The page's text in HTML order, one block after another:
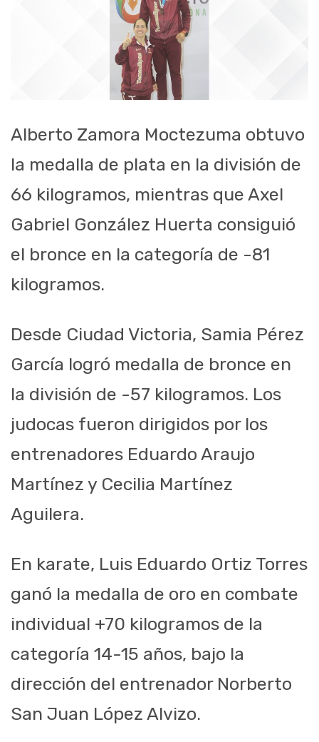
Alberto Zamora Moctezuma obtuvo
la medalla de plata en la división de
66 kilogramos, mientras que Axel
Gabriel González Huerta consiguió
el bronce en la categoría de -81
kilogramos.
Desde Ciudad Victoria, Samia Pérez
García logró medalla de bronce en
la división de -57 kilogramos. Los
judocas fueron dirigidos por los
entrenadores Eduardo Araujo
Martínez y Cecilia Martínez
Aguilera.
En karate, Luis Eduardo Ortiz Torres
ganó la medalla de oro en combate
individual +70 kilogramos de la
categoría 14-15 años, bajo la
dirección del entrenador Norberto
San Juan López Alvizo.